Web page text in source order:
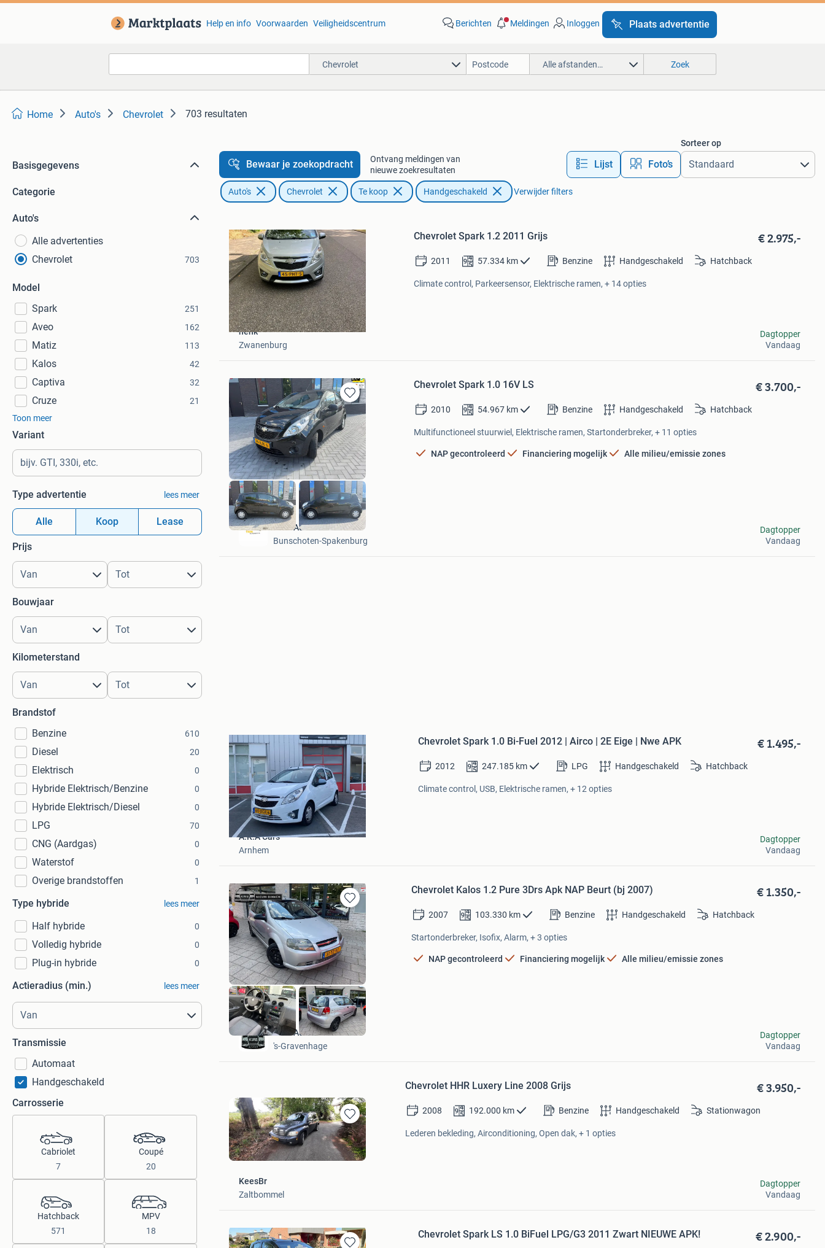
Help en info Voorwaarden Veiligheidscentrum Berichten Meldingen Inloggen Plaats advertentie
Chevrolet Alle afstanden… Zoek
Home Auto's Chevrolet 703 resultaten
Basisgegevens
Categorie
Auto's
Alle advertenties
Chevrolet
703
Model
Spark
251
Aveo 162
Matiz 113
Kalos 42
Captiva 32
Cruze
21
Toon meer
Variant
Type advertentie lees meer
Alle Koop Lease
Prijs
Bouwjaar
Kilometerstand
Brandstof
Benzine
610
Diesel 20
Elektrisch 0
Hybride Elektrisch/Benzine 0
Hybride Elektrisch/Diesel 0
LPG 70
CNG (Aardgas) 0
Waterstof 0
Overige brandstoffen 1
Type hybride lees meer
Half hybride 0
Volledig hybride 0
Plug-in hybride 0
Actieradius (min.) lees meer
Transmissie
Automaat
Handgeschakeld
Carrosserie
Cabriolet
7
Coupé
20
Hatchback
571
MPV
18
Bewaar je zoekopdracht
Ontvang meldingen van
nieuwe zoekresultaten
Lijst Foto’s
Sorteer op
Auto's Chevrolet Te koop Handgeschakeld Verwijder filters
Mijn
Favorieten
Chevrolet Spark 1.2 2011 Grijs € 2.975,-
2011 57.334 km Benzine Handgeschakeld Hatchback
Climate control, Parkeersensor, Elektrische ramen, + 14 opties
henk
Zwanenburg
Dagtopper
Vandaag
Bewaren
in
Mijn
Favorieten
Chevrolet Spark 1.0 16V LS € 3.700,-
2010 54.967 km Benzine Handgeschakeld Hatchback
Multifunctioneel stuurwiel, Elektrische ramen, Startonderbreker, + 11 opties
NAP gecontroleerd Financiering mogelijk Alle milieu/emissie zones
TMK Automotive
Bunschoten-Spakenburg
Dagtopper
Vandaag
Mijn
Favorieten
Chevrolet Spark 1.0 Bi-Fuel 2012 | Airco | 2E Eige | Nwe APK € 1.495,-
2012 247.185 km LPG Handgeschakeld Hatchback
Climate control, USB, Elektrische ramen, + 12 opties
A.K.A Cars
Arnhem
Dagtopper
Vandaag
Bewaren
in
Mijn
Favorieten
Chevrolet Kalos 1.2 Pure 3Drs Apk NAP Beurt (bj 2007) € 1.350,-
2007 103.330 km Benzine Handgeschakeld Hatchback
Startonderbreker, Isofix, Alarm, + 3 opties
NAP gecontroleerd Financiering mogelijk Alle milieu/emissie zones
KWB Automotive
's-Gravenhage
Dagtopper
Vandaag
Bewaren
in
Mijn
Favorieten
Chevrolet HHR Luxery Line 2008 Grijs € 3.950,-
2008 192.000 km Benzine Handgeschakeld Stationwagon
Lederen bekleding, Airconditioning, Open dak, + 1 opties
KeesBr
Zaltbommel
Dagtopper
Vandaag
Chevrolet Spark LS 1.0 BiFuel LPG/G3 2011 Zwart NIEUWE APK! € 2.900,-